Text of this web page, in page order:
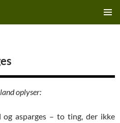
oplyser:
asparges – to ting, der ikke